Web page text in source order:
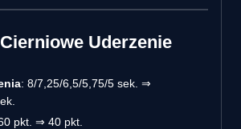
Uderzenie
: 8/7,25/6,5/5,75/5 sek. ⇒
pkt. ⇒ 40 pkt.